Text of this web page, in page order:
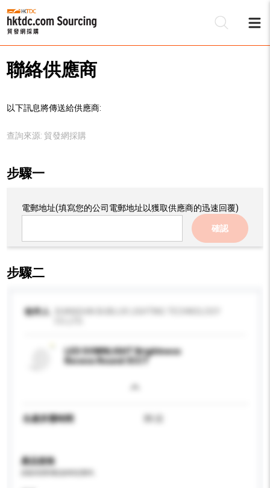
聯絡供應商
以下訊息將傳送給供應商:
查詢來源: 貿發網採購
步驟一
電郵地址(填寫您的公司電郵地址以獲取供應商的迅速回覆)
確認
步驟二
收件人
LED DOWNLIGHT Brightness
Recess Round 3CCT
生產所需時間
產品規格